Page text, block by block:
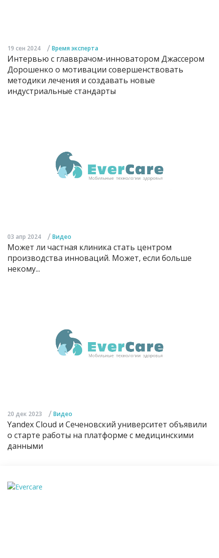
19 сен 2024 / Время эксперта
Интервью с главврачом-инноватором Джассером
Дорошенко о мотивации совершенствовать
методики лечения и создавать новые
индустриальные стандарты
03 апр 2024 / Видео
Может ли частная клиника стать центром
производства инноваций. Может, если больше
некому...
20 дек 2023 / Видео
Yandex Cloud и Сеченовский университет объявили
о старте работы на платформе с медицинскими
данными